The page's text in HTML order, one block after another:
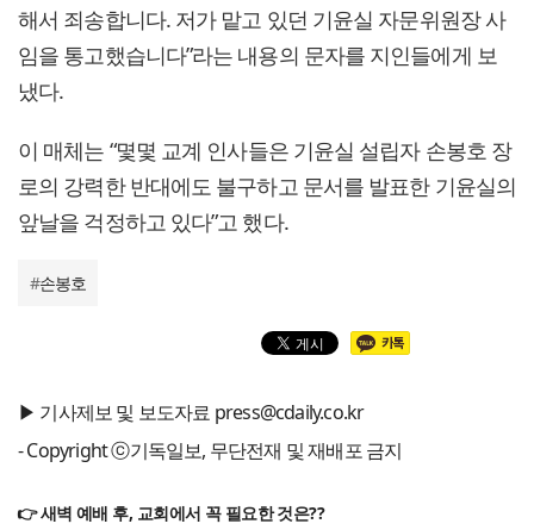
해서 죄송합니다. 저가 맡고 있던 기윤실 자문위원장 사
임을 통고했습니다”라는 내용의 문자를 지인들에게 보
냈다.
이 매체는 “몇몇 교계 인사들은 기윤실 설립자 손봉호 장
로의 강력한 반대에도 불구하고 문서를 발표한 기윤실의
앞날을 걱정하고 있다”고 했다.
#손봉호
▶ 기사제보 및 보도자료 press@cdaily.co.kr
- Copyright ⓒ기독일보, 무단전재 및 재배포 금지
👉 새벽 예배 후, 교회에서 꼭 필요한 것은??